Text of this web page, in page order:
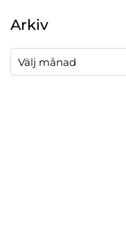
Arkiv